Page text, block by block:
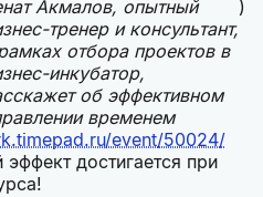
Акмалов, опытный
тренер и консультант,
отбора проектов в
инкубатор,
об эффективном
временем
)
event/50024/
достигается при